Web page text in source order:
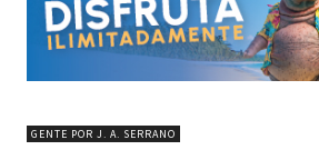
GENTE POR J. A. SERRANO